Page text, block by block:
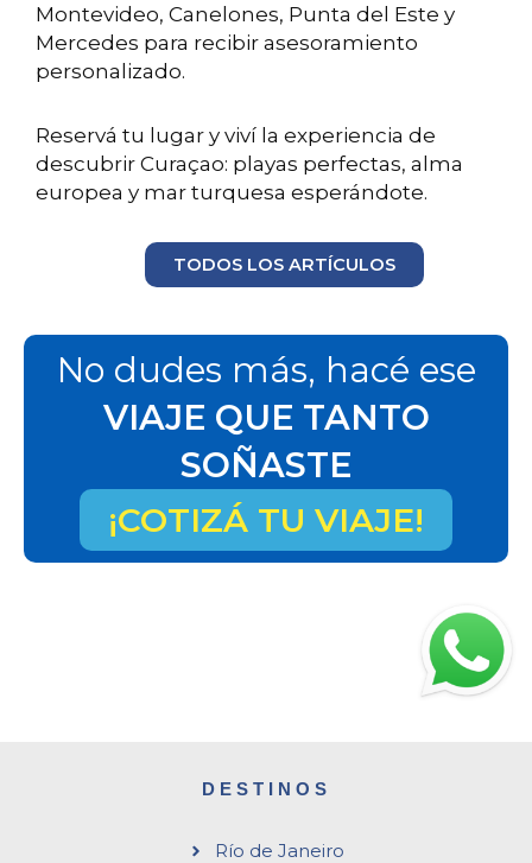
Montevideo, Canelones, Punta del Este y
Mercedes para recibir asesoramiento
personalizado.
Reservá tu lugar y viví la experiencia de
descubrir Curaçao: playas perfectas, alma
europea y mar turquesa esperándote.
TODOS LOS ARTÍCULOS
No dudes más, hacé ese
VIAJE QUE TANTO
SOÑASTE
¡COTIZÁ TU VIAJE!
DESTINOS
Río de Janeiro